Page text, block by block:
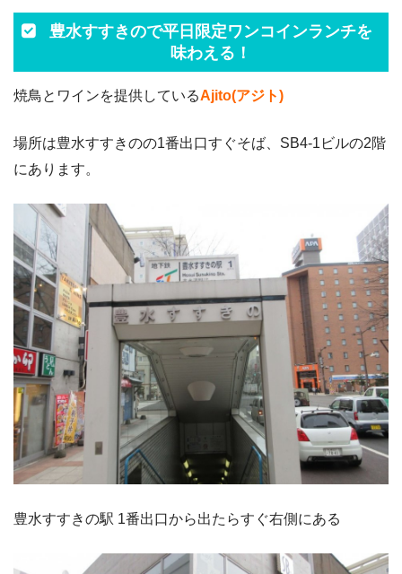
豊水すすきので平日限定ワンコインランチを
味わえる！
焼鳥とワインを提供しているAjito(アジト)
場所は豊水すすきのの1番出口すぐそば、SB4-1ビルの2階
にあります。
豊水すすきの駅 1番出口から出たらすぐ右側にある